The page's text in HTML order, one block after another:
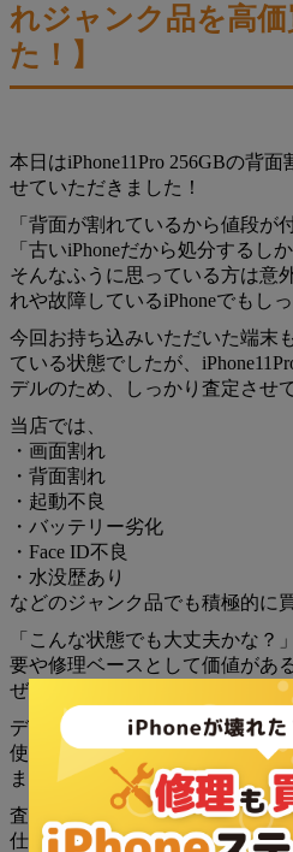
れジャンク品を高価
た！】
本日はiPhone11Pro 256GBの背
せていただきました！
「背面が割れているから値段が
「古いiPhoneだから処分するし
そんなふうに思っている方は意
れや故障しているiPhoneでもし
今回お持ち込みいただいた端末
ている状態でしたが、
デルのため、しっかり査定させ
当店では、
・画面割れ
・背面割れ
・起動不良
・バッテリー劣化
・Face ID不良
・水没歴あり
などのジャンク品でも積極的に
「こんな状態でも大丈夫かな？
要や修理ベースとして価値があ
ぜひ一度ご相談ください！
データが残ったままでもご相談
使わなくなったiPhoneや、引き
ましたら、お気軽にお持ち込み
査定はスピーディーに対応して
仕事帰りにもご利用いただけま